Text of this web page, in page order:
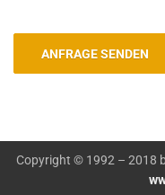
Copyright © 1992 – 2018